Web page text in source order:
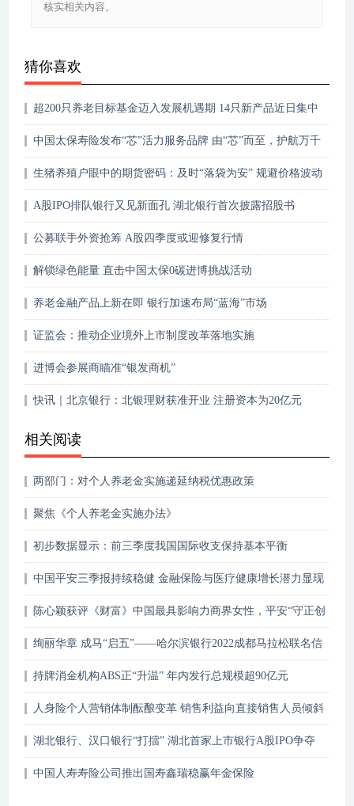
核实相关内容。
猜你喜欢
超200只养老目标基金迈入发展机遇期 14只新产品近日集中
中国太保寿险发布“芯”活力服务品牌 由“芯”而至，护航万千
生猪养殖户眼中的期货密码：及时“落袋为安” 规避价格波动
A股IPO排队银行又见新面孔 湖北银行首次披露招股书
公募联手外资抢筹 A股四季度或迎修复行情
解锁绿色能量 直击中国太保0碳进博挑战活动
养老金融产品上新在即 银行加速布局“蓝海”市场
证监会：推动企业境外上市制度改革落地实施
进博会参展商瞄准“银发商机”
快讯｜北京银行：北银理财获准开业 注册资本为20亿元
相关阅读
两部门：对个人养老金实施递延纳税优惠政策
聚焦《个人养老金实施办法》
初步数据显示：前三季度我国国际收支保持基本平衡
中国平安三季报持续稳健 金融保险与医疗健康增长潜力显现
陈心颖获评《财富》中国最具影响力商界女性，平安“守正创
绚丽华章 成马“启五”——哈尔滨银行2022成都马拉松联名信
持牌消金机构ABS正“升温” 年内发行总规模超90亿元
人身险个人营销体制酝酿变革 销售利益向直接销售人员倾斜
湖北银行、汉口银行“打擂” 湖北首家上市银行A股IPO争夺
中国人寿寿险公司推出国寿鑫瑞稳赢年金保险